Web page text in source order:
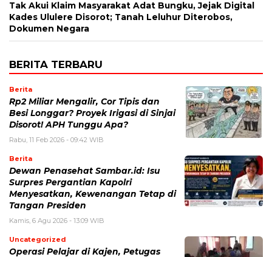
Tak Akui Klaim Masyarakat Adat Bungku, Jejak Digital
Kades Ululere Disorot; Tanah Leluhur Diterobos,
Dokumen Negara
BERITA TERBARU
Berita
Rp2 Miliar Mengalir, Cor Tipis dan
Besi Longgar? Proyek Irigasi di Sinjai
Disorot! APH Tunggu Apa?
Rabu, 11 Feb 2026 - 09:42 WIB
Berita
Dewan Penasehat Sambar.id: Isu
Surpres Pergantian Kapolri
Menyesatkan, Kewenangan Tetap di
Tangan Presiden
Kamis, 6 Agu 2026 - 13:09 WIB
Uncategorized
Operasi Pelajar di Kajen, Petugas